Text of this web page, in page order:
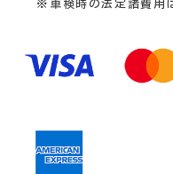
※車検時の法定諸費用